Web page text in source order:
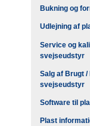
Bukning og
Udlejning af
Service og
svejseudstyr
Salg af Brugt /
svejseudstyr
Software til
Plast